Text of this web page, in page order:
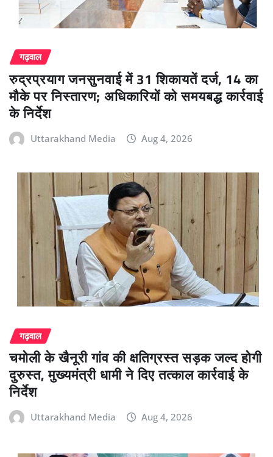
गढ़वाल
रुद्रप्रयाग जनसुनवाई में 31 शिकायतें दर्ज, 14 का
मौके पर निस्तारण; अधिकारियों को समयबद्ध कार्रवाई
के निर्देश
Uttarakhand Media Aug 4, 2026
गढ़वाल
चमोली के खैनूरी गांव की क्षतिग्रस्त सड़क जल्द होगी
दुरुस्त, मुख्यमंत्री धामी ने दिए तत्काल कार्रवाई के
निर्देश
Uttarakhand Media Aug 4, 2026